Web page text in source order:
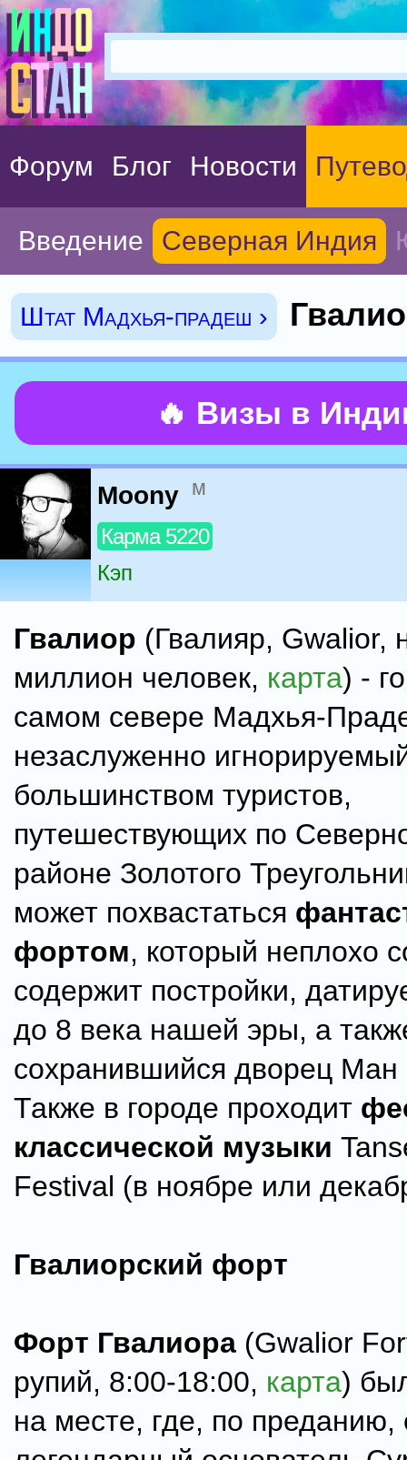
Форум Блог Новости
Введение Северная Индия
Штат Мадхья-прадеш ›
🔥 Визы в
Moony м
Карма 5220
Кэп
Гвалиор (Гвалияр, Gwalior,
миллион человек, карта) -
самом севере Мадхья-
незаслуженно
большинством туристов,
путешествующих по
районе Золотого
может похвастаться
фортом, который неплохо
содержит постройки,
до 8 века нашей эры, а
сохранившийся дворец Ман
Также в городе проходит
классической музыки
Festival (в ноябре или
Гвалиорский форт
Форт Гвалиора (Gwalior
рупий, 8:00-18:00, карта)
на месте, где, по преданию,